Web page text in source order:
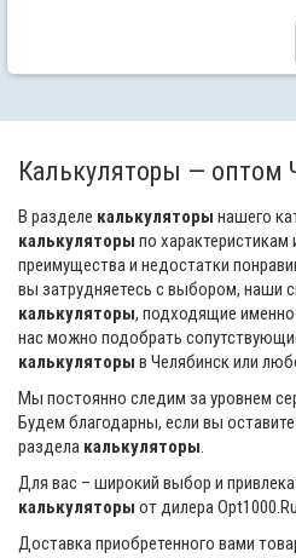
Калькуляторы — оптом
В разделе калькуляторы нашего
калькуляторы по
преимущества и недостатки
вы затрудняетесь с выбором, наши
калькуляторы, подходящие
нас можно подобрать
калькуляторы в Челябинск или
Мы постоянно следим за уровнем
Будем благодарны, если вы
раздела калькуляторы.
Для вас – широкий выбор и
калькуляторы от дилера
Доставка приобретенного вами